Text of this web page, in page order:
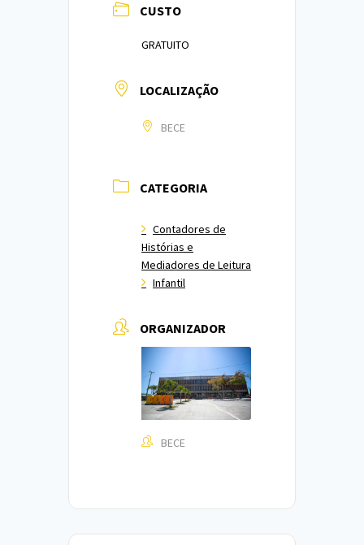
CUSTO
GRATUITO
LOCALIZAÇÃO
BECE
CATEGORIA
Contadores de
Histórias e
Mediadores de Leitura
Infantil
ORGANIZADOR
BECE